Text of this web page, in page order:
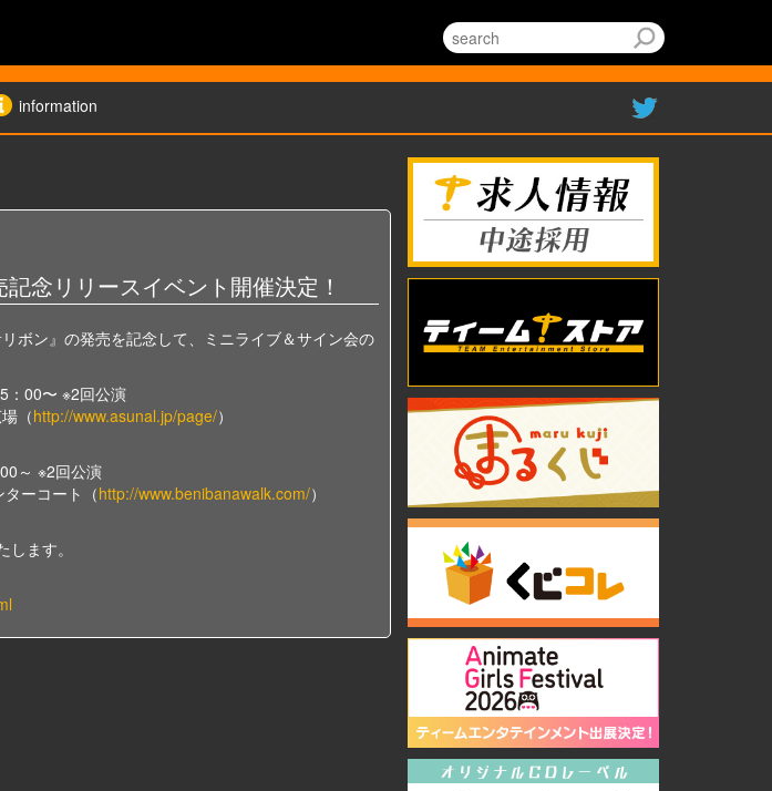
information
念リリースイベント開催決定！
ボン』の発売を記念して、ミニライブ＆サイン会の
：00〜 ※2回公演
（http://www.asunal.jp/page/）
～ ※2回公演
ーコート（http://www.benibanawalk.com/）
ます。